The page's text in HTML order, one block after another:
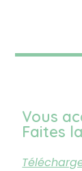
Vous
Faites